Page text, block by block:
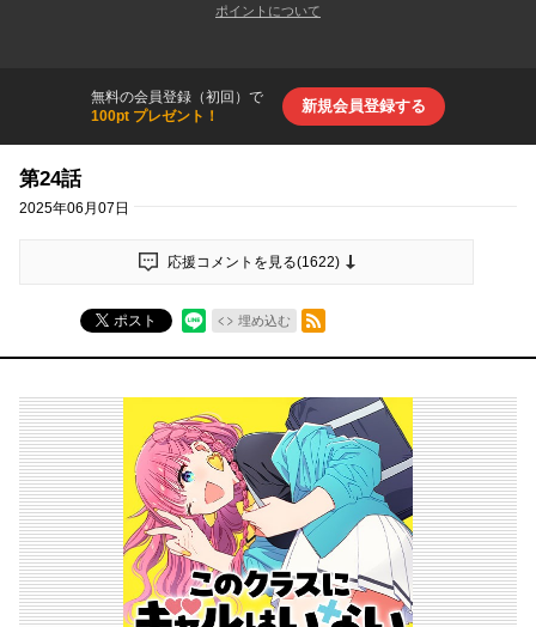
ポイントについて
無料の会員登録（初回）で
100pt プレゼント！
新規会員登録する
第24話
2025年06月07日
応援コメントを見る(1622)
ポスト 埋め込む
RSSフィード